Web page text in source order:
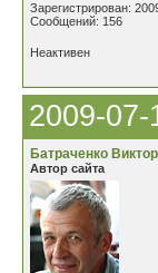
Зарегистрирован:
Сообщений: 156
Неактивен
2009-
Батраченко Виктор
Автор сайта